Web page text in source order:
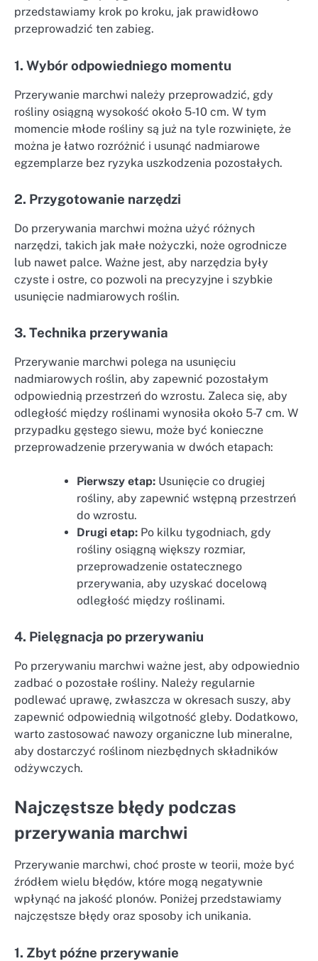
przedstawiamy krok po kroku, jak prawidłowo
przeprowadzić ten zabieg.
1. Wybór odpowiedniego momentu
Przerywanie marchwi należy przeprowadzić, gdy
rośliny osiągną wysokość około 5-10 cm. W tym
momencie młode rośliny są już na tyle rozwinięte, że
można je łatwo rozróżnić i usunąć nadmiarowe
egzemplarze bez ryzyka uszkodzenia pozostałych.
2. Przygotowanie narzędzi
Do przerywania marchwi można użyć różnych
narzędzi, takich jak małe nożyczki, noże ogrodnicze
lub nawet palce. Ważne jest, aby narzędzia były
czyste i ostre, co pozwoli na precyzyjne i szybkie
usunięcie nadmiarowych roślin.
3. Technika przerywania
Przerywanie marchwi polega na usunięciu
nadmiarowych roślin, aby zapewnić pozostałym
odpowiednią przestrzeń do wzrostu. Zaleca się, aby
odległość między roślinami wynosiła około 5-7 cm. W
przypadku gęstego siewu, może być konieczne
przeprowadzenie przerywania w dwóch etapach:
Pierwszy etap: Usunięcie co drugiej
rośliny, aby zapewnić wstępną przestrzeń
do wzrostu.
Drugi etap: Po kilku tygodniach, gdy
rośliny osiągną większy rozmiar,
przeprowadzenie ostatecznego
przerywania, aby uzyskać docelową
odległość między roślinami.
4. Pielęgnacja po przerywaniu
Po przerywaniu marchwi ważne jest, aby odpowiednio
zadbać o pozostałe rośliny. Należy regularnie
podlewać uprawę, zwłaszcza w okresach suszy, aby
zapewnić odpowiednią wilgotność gleby. Dodatkowo,
warto zastosować nawozy organiczne lub mineralne,
aby dostarczyć roślinom niezbędnych składników
odżywczych.
Najczęstsze błędy podczas
przerywania marchwi
Przerywanie marchwi, choć proste w teorii, może być
źródłem wielu błędów, które mogą negatywnie
wpłynąć na jakość plonów. Poniżej przedstawiamy
najczęstsze błędy oraz sposoby ich unikania.
1. Zbyt późne przerywanie